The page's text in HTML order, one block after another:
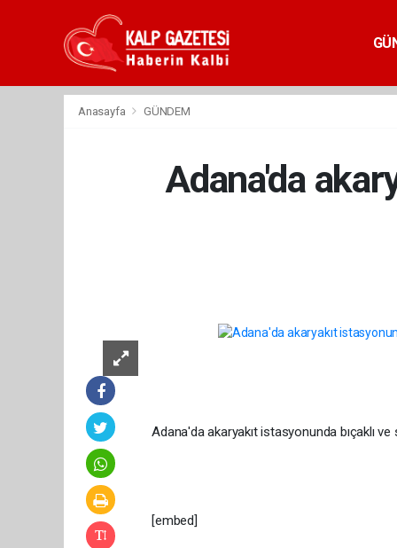
Anasayfa GÜNDEM
Adana'da
Adana'da akaryakıt istasyonunda bıçaklı
[embed]